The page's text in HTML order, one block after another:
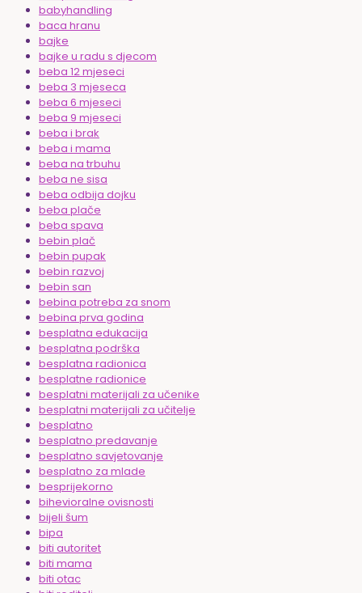
babyhandling
baca hranu
bajke
bajke u radu s djecom
beba 12 mjeseci
beba 3 mjeseca
beba 6 mjeseci
beba 9 mjeseci
beba i brak
beba i mama
beba na trbuhu
beba ne sisa
beba odbija dojku
beba plače
beba spava
bebin plač
bebin pupak
bebin razvoj
bebin san
bebina potreba za snom
bebina prva godina
besplatna edukacija
besplatna podrška
besplatna radionica
besplatne radionice
besplatni materijali za učenike
besplatni materijali za učitelje
besplatno
besplatno predavanje
besplatno savjetovanje
besplatno za mlade
besprijekorno
bihevioralne ovisnosti
bijeli šum
bipa
biti autoritet
biti mama
biti otac